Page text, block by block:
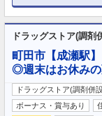
ドラッグストア(調剤
町田市【成瀬駅
◎週末はお休みの
ドラッグストア(調剤併
ボーナス・賞与あり